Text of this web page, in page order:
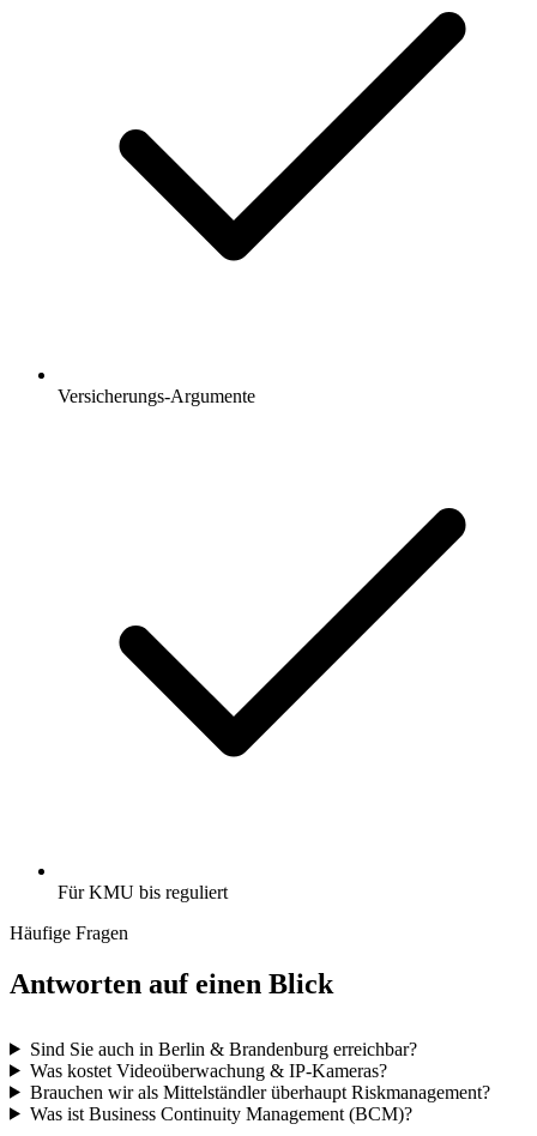
Versicherungs-Argumente
Für KMU bis reguliert
Häufige Fragen
Antworten auf einen Blick
Sind Sie auch in Berlin & Brandenburg erreichbar?
Was kostet Videoüberwachung & IP-Kameras?
Brauchen wir als Mittelständler überhaupt Riskmanagement?
Was ist Business Continuity Management (BCM)?